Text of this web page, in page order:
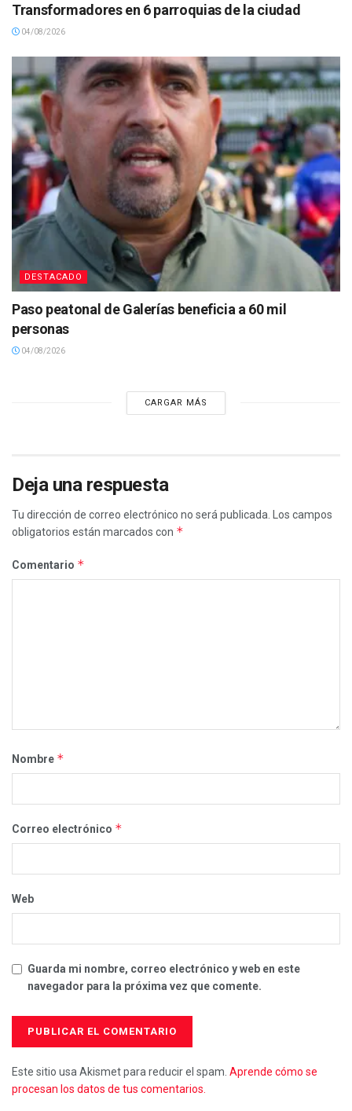
Transformadores en 6 parroquias de la ciudad
04/08/2026
DESTACADO
Paso peatonal de Galerías beneficia a 60 mil
personas
04/08/2026
CARGAR MÁS
Deja una respuesta
Tu dirección de correo electrónico no será publicada.
Los campos
obligatorios están marcados con *
Comentario *
Nombre *
Correo electrónico *
Web
Guarda mi nombre, correo electrónico y web en este
navegador para la próxima vez que comente.
Este sitio usa Akismet para reducir el spam. Aprende cómo se
procesan los datos de tus comentarios.